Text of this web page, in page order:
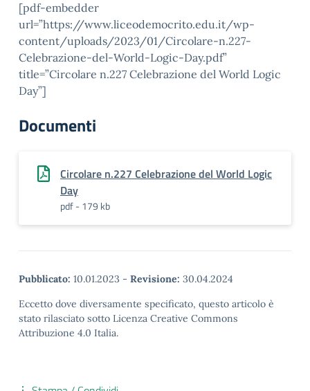
[pdf-embedder
url=”https://www.liceodemocrito.edu.it/wp-
content/uploads/2023/01/Circolare-n.227-
Celebrazione-del-World-Logic-Day.pdf”
title=”Circolare n.227 Celebrazione del World Logic
Day”]
Documenti
Circolare n.227 Celebrazione del World Logic
Day
pdf - 179 kb
Pubblicato: 10.01.2023 - Revisione: 30.04.2024
Eccetto dove diversamente specificato, questo articolo è
stato rilasciato sotto Licenza Creative Commons
Attribuzione 4.0 Italia.